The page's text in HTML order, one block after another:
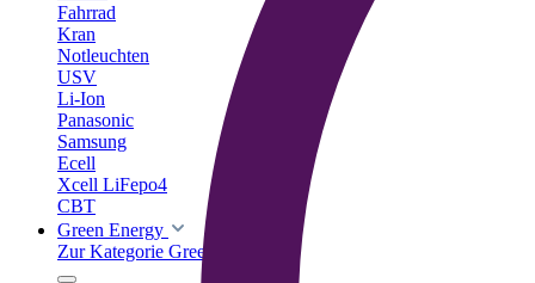
Fahrrad
Kran
Notleuchten
USV
Li-Ion
Panasonic
Samsung
Ecell
Xcell LiFepo4
CBT
Green Energy
Zur Kategorie Green Energy